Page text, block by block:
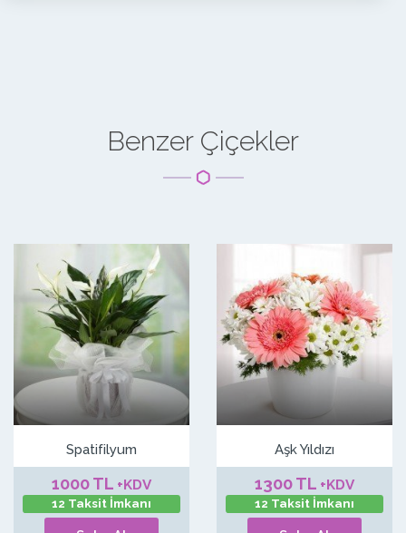
Benzer Çiçekler
Spatifilyum
1000 TL +KDV
12 Taksit İmkanı
Aşk Yıldızı
1300 TL +KDV
12 Taksit İmkanı